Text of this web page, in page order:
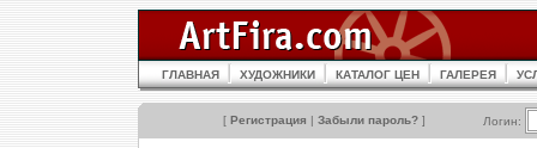
ГЛАВНАЯ ХУДОЖНИКИ КАТАЛОГ ЦЕН ГАЛЕРЕЯ
[ Регистрация | Забыли пароль? ] Логин: